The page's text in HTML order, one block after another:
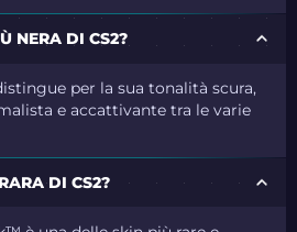
NERA DI CS2?
per la sua tonalità scura,
e accattivante tra le varie
DI CS2?